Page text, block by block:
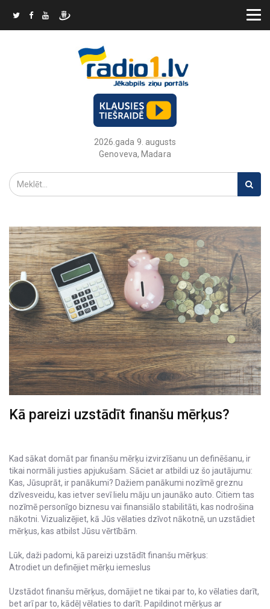
2026.gada 9. augusts
Genoveva, Madara
Kā pareizi uzstādīt finanšu mērķus?
Kad sākat domāt par finanšu mērķu izvirzīšanu un definēšanu, ir
tikai normāli justies apjukušam. Sāciet ar atbildi uz šo jautājumu:
Kas, Jūsuprāt, ir panākumi? Dažiem panākumi nozīmē greznu
dzīvesveidu, kas ietver sevī lielu māju un jaunāko auto. Citiem tas
nozīmē personīgo biznesu vai finansiālo stabilitāti, kas nodrošina
nākotni. Vizualizējiet, kā Jūs vēlaties dzīvot nākotnē, un uzstādiet
mērķus, kas atbilst Jūsu vērtībām.
Lūk, daži padomi, kā pareizi uzstādīt finanšu mērķus:
Atrodiet un definējiet mērķu iemeslus
Uzstādot finanšu mērķus, domājiet ne tikai par to, ko vēlaties darīt,
bet arī par to, kādēļ vēlaties to darīt. Papildinot mērķus ar